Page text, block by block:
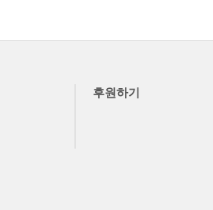
후원하기